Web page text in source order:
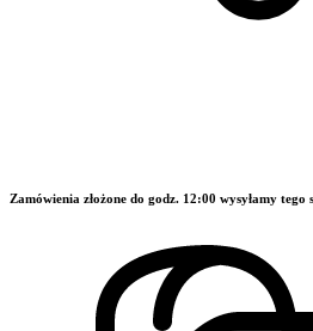
Zamówienia złożone do godz. 12:00 wysyłamy tego